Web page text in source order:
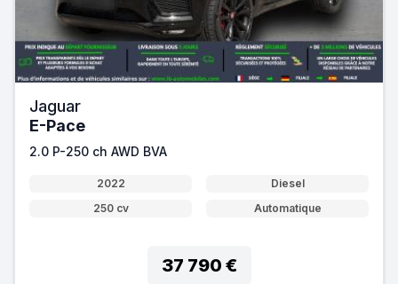
Jaguar
E-Pace
2.0 P-250 ch AWD BVA
2022
Diesel
250 cv
Automatique
37 790 €